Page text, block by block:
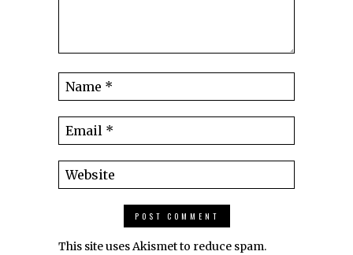
This site uses Akismet to reduce spam.